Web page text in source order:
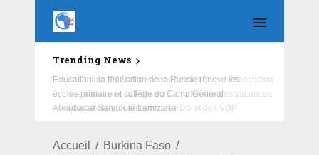
Trending News
Education : la fédération de la Russie rénove les
écoles primaire et collège du Camp Général
Aboubacar Sangoulé Lamizana
Accueil
Burkina Faso